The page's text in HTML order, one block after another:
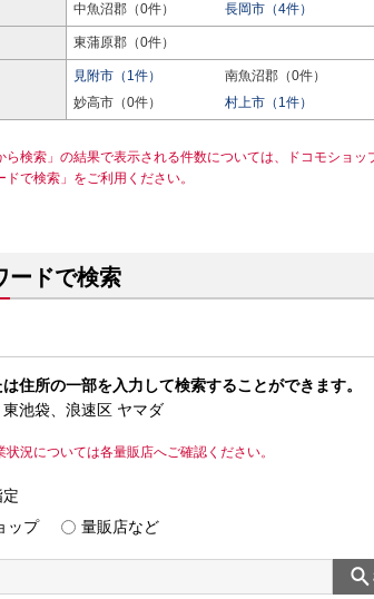
中魚沼郡（0件） 長岡市（4件）
東蒲原郡（0件）
見附市（1件） 南魚沼郡（0件）
妙高市（0件）
村上市（1件）
ら検索」の結果で表示される件数については、ドコモショ
ドで検索」をご利用ください。
ードで検索
住所の一部を入力して検索することができます。
池袋、浪速区 ヤマダ
状況については各量販店へご確認ください。
ップ
量販店など